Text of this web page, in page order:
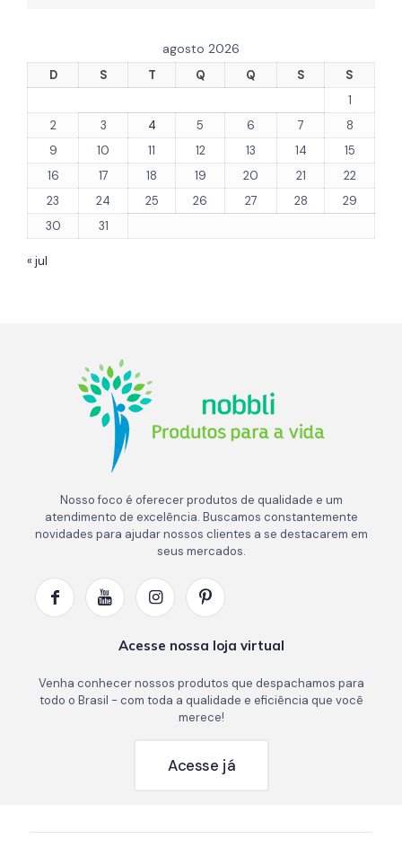
agosto 2026
D S T Q Q S
S
1
2
3 4 5 6 7
8
9
10 11 12 13 14
15
16
17 18 19 20 21
22
23
24 25 26 27 28
29
30
31
« jul
Nosso foco é oferecer produtos de qualidade e um
atendimento de excelência. Buscamos constantemente
novidades para ajudar nossos clientes a se destacarem em
seus mercados.
Acesse nossa loja virtual
Venha conhecer nossos produtos que despachamos para
todo o Brasil - com toda a qualidade e eficiência que você
merece!
Acesse já